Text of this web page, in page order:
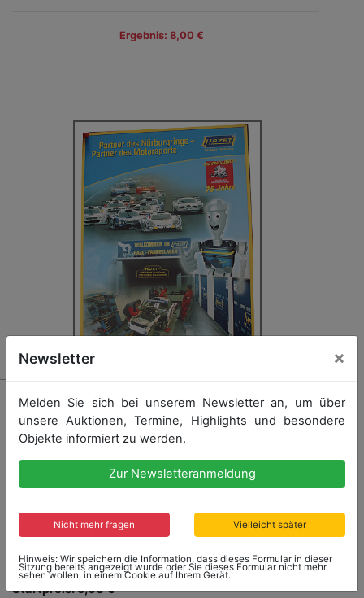
Ergebnis: 8,00 €
Konv. 3 Werbeplakate, darunter Hazet und Porsche, 1
Team – 2 Sieger; Hazet und Porsche Der Wagen für
Sieger; Partner des Nürburgrings, Partner des
Motorsports, wir gratulieren 75 Jahre Faszination
Nürburgring, gerahmt, im Format ca. 86 x 60 cm, guter
Startpreis: 5,00 €
Newsletter ×
Melden Sie sich bei unserem Newsletter an, um über
unsere Auktionen, Termine, Highlights und besondere
Objekte informiert zu werden.
Zur Newsletteranmeldung
Nicht mehr fragen Vielleicht später
Hinweis: Wir speichern die Information, dass dieses Formular in dieser
Sitzung bereits angezeigt wurde oder Sie dieses Formular nicht mehr
sehen wollen, in einem Cookie auf Ihrem Gerät.